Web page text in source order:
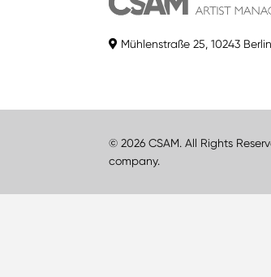
Mühlenstraße 25, 10243 Berlin
© 2026 CSAM. All Rights
company.